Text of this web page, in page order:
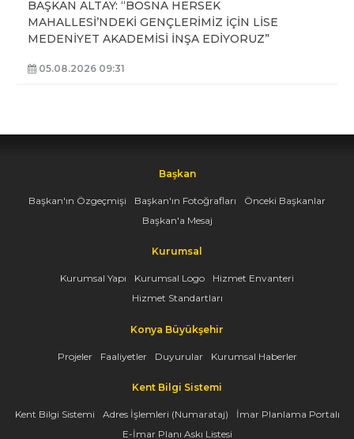
BAŞKAN ALTAY: “BOSNA HERSEK
MAHALLESİ’NDEKİ GENÇLERİMİZ İÇİN LİSE
MEDENİYET AKADEMİSİ İNŞA EDİYORUZ”
05.08.2026 09:31
Başkan
Başkan'ın Özgeçmişi Başkan'ın Fotoğrafları
Önceki Başkanlar
Başkan'a Mesaj
Kurumsal
Kurumsal Yapı Kurumsal Logo
Hizmet Envanteri
Hizmet Standartları
Konya Büyükşehir
Projeler Faaliyetler Duyurular Kurumsal Haberler
Kent Bilgi Sistemi
Kent Bilgi Sistemi Adres İşlemleri (Numarataj)
İmar Planlama Portalı
E-İmar Planı Askı Listesi